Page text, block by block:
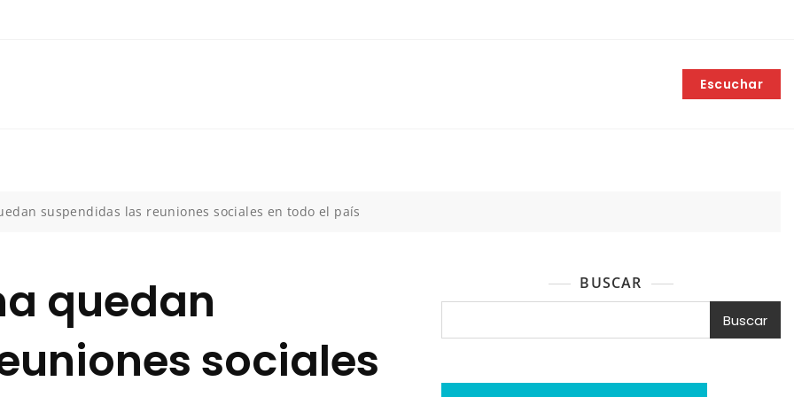
Escuchar
suspendidas las reuniones sociales en todo el país
quedan
sociales
BUSCAR
Buscar